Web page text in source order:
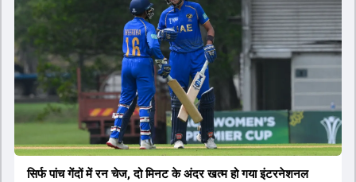
सिर्फ पांच गेंदों में रन चेज, दो मिनट के अंदर खत्म हो गया इंटरनेशनल